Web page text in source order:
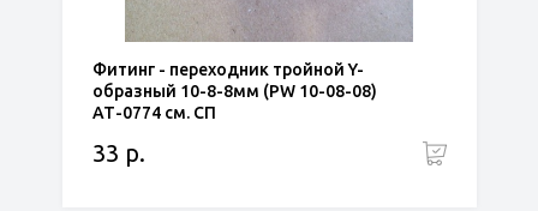
Фитинг - переходник тройной Y-
образный 10-8-8мм (PW 10-08-08)
АТ-0774 см. СП
33 р.